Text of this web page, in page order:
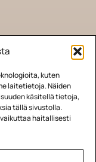
kuten
laitetietoja. Näiden
käsitellä tietoja,
tällä sivustolla.
haitallisesti